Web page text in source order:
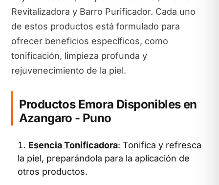
Revitalizadora y Barro Purificador. Cada uno
de estos productos está formulado para
ofrecer beneficios específicos, como
tonificación, limpieza profunda y
rejuvenecimiento de la piel.
Productos Emora Disponibles en
Azangaro - Puno
Esencia Tonificadora: Tonifica y refresca
la piel, preparándola para la aplicación de
otros productos.